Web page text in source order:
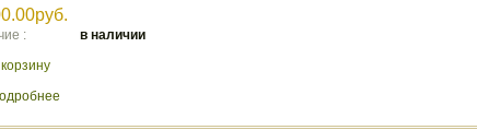
:
в наличии